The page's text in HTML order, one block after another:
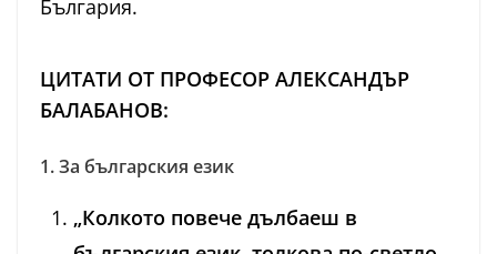
България.
ЦИТАТИ ОТ ПРОФЕСОР АЛЕКСАНДЪР
БАЛАБАНОВ:
1. За българския език
„Колкото повече дълбаеш в